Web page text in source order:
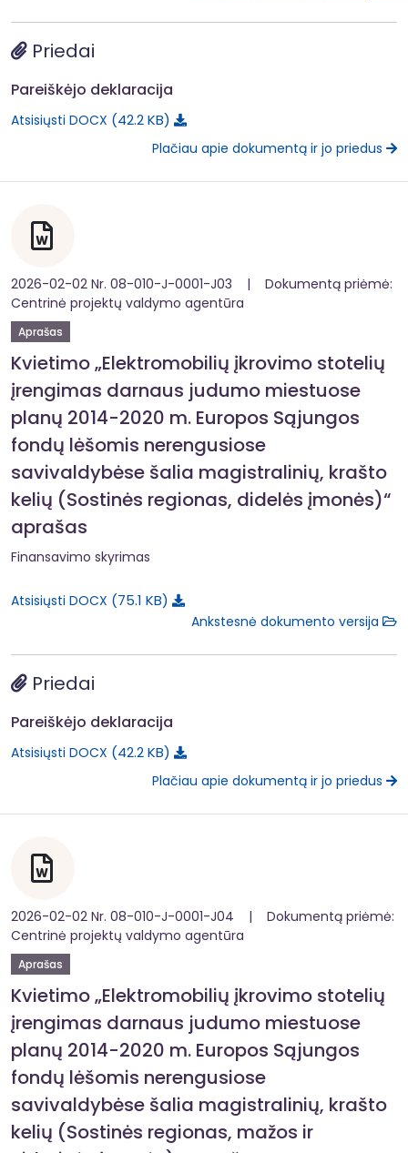
Priedai
Pareiškėjo deklaracija
Atsisiųsti DOCX 42.2 KB
Plačiau apie dokumentą ir jo priedus
2026-02-02 Nr. 08-010-J-0001-J03 | Dokumentą priėmė:
Centrinė projektų valdymo agentūra
Aprašas
Kvietimo „Elektromobilių įkrovimo stotelių
įrengimas darnaus judumo miestuose
planų 2014-2020 m. Europos Sąjungos
fondų lėšomis nerengusiose
savivaldybėse šalia magistralinių, krašto
kelių (Sostinės regionas, didelės įmonės)“
aprašas
Finansavimo skyrimas
Atsisiųsti DOCX 75.1 KB
Ankstesnė dokumento versija
Priedai
Pareiškėjo deklaracija
Atsisiųsti DOCX 42.2 KB
Plačiau apie dokumentą ir jo priedus
2026-02-02 Nr. 08-010-J-0001-J04 | Dokumentą priėmė:
Centrinė projektų valdymo agentūra
Aprašas
Kvietimo „Elektromobilių įkrovimo stotelių
įrengimas darnaus judumo miestuose
planų 2014-2020 m. Europos Sąjungos
fondų lėšomis nerengusiose
savivaldybėse šalia magistralinių, krašto
kelių (Sostinės regionas, mažos ir